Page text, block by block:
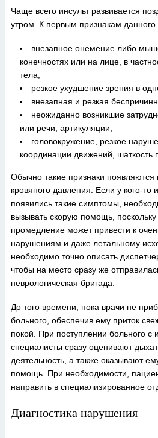
Чаще всего инсульт развивается
утром. К первым признакам
внезапное онемение либо
конечностях или на лице, в
тела;
резкое ухудшение зрения в
внезапная и резкая
неожиданно возникшие
или речи, артикуляции;
головокружение, резкое
координации движений, шаткость
Обычно такие признаки
кровяного давления. Если у кого-
появились такие симптомы,
вызывать скорую помощь,
промедление может привести к
нарушениям и даже летальному
необходимо точно описать
чтобы на место сразу же
неврологическая бригада.
До того времени, пока врачи не
больного, обеспечив ему приток
покой. При поступлении больного с
специалисты сразу оценивают
деятельность, а также оказывают
помощь. При необходимости,
направить в специализированное
Диагностика нарушения